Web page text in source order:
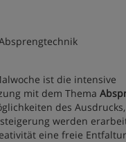
ist die intensive
mit dem Thema
des
werden
eine freie